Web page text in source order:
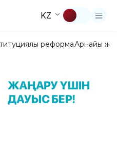
KZ
реформаАрнайы